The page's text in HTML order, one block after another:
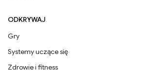
ODKRYWAJ
Gry
Systemy uczące się
Zdrowie i fitness